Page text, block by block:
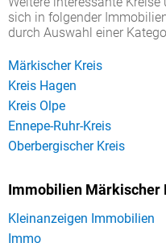
sich in folgender
durch Auswahl einer
Märkischer Kreis
Kreis Hagen
Kreis Olpe
Ennepe-Ruhr-Kreis
Oberbergischer Kreis
Immobilien Märkischer
Kleinanzeigen Immobilien
Immo